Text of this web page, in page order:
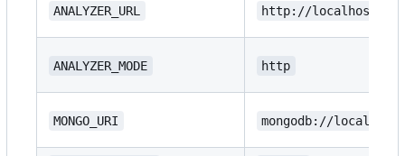
ANALYZER_URL http://
ANALYZER_MODE http
MONGO_URI mongodb://